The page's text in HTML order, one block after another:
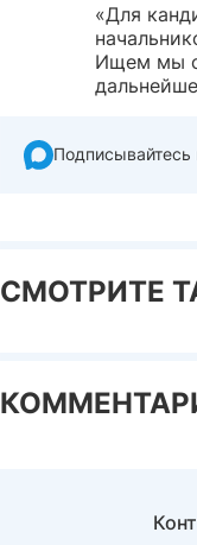
«Для
Ищем мы
Подписывайтесь
СМОТРИТЕ